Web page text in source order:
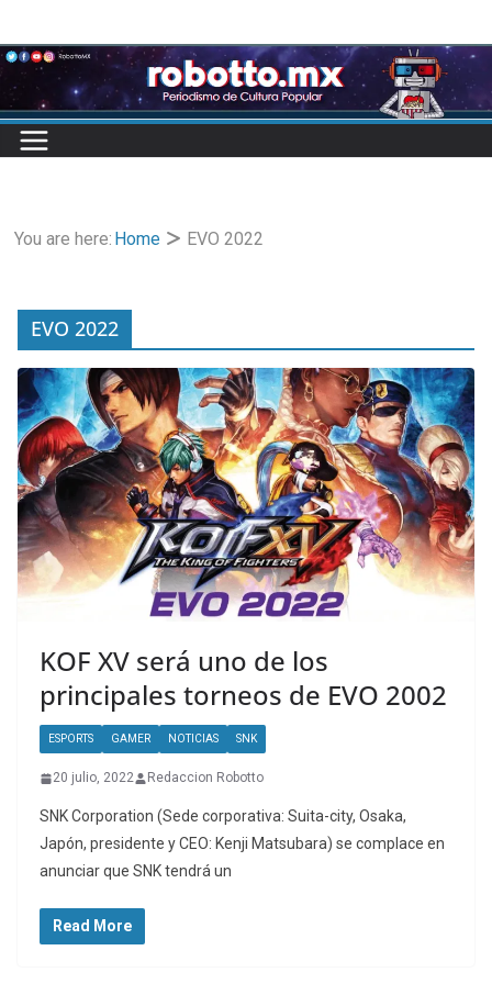
to
content
You are here: Home EVO 2022
EVO 2022
KOF XV será uno de los
principales torneos de EVO 2002
ESPORTS GAMER NOTICIAS SNK
20 julio, 2022 Redaccion Robotto
SNK Corporation (Sede corporativa: Suita-city, Osaka,
Japón, presidente y CEO: Kenji Matsubara) se complace en
anunciar que SNK tendrá un
Read More